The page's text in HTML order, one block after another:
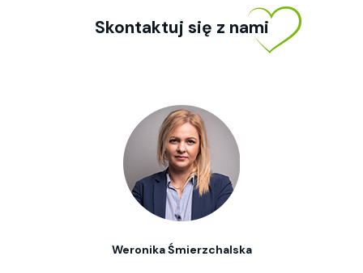
Skontaktuj się z nami
Weronika Śmierzchalska